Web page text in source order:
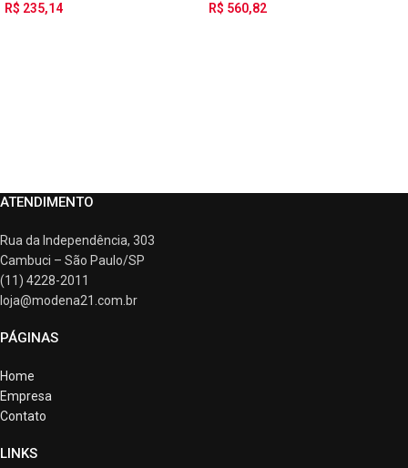
MSFG-24/42-50/60
R$ 235,14 R$ 560,82
ATENDIMENTO
Rua da Independência, 303
Cambuci – São Paulo/SP
(11) 4228-2011
loja@modena21.com.br
PÁGINAS
Home
Empresa
Contato
LINKS